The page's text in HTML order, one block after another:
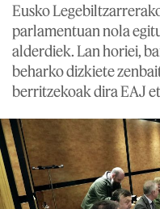
Eusko
parlamentuan nola
alderdiek. Lan horiei,
beharko dizkiete
berritzekoak dira EAJ